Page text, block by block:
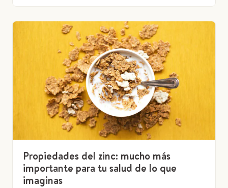
Propiedades del zinc: mucho más
importante para tu salud de lo que
imaginas